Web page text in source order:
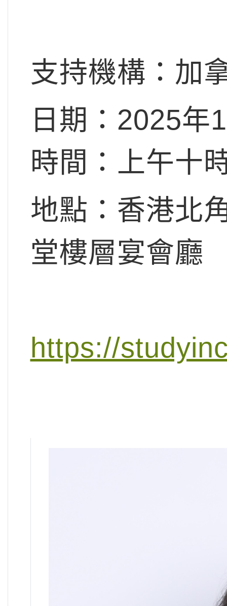
支持機構：加
日期：2025年
時間：上午十
地點：香港北
堂樓層宴會廳
https://